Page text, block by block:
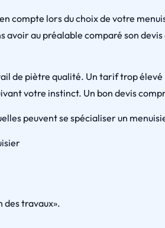
compte lors du choix de votre
avoir au préalable comparé son
de piètre qualité. Un tarif trop élevé
votre instinct. Un bon devis
peuvent se spécialiser un
des travaux».